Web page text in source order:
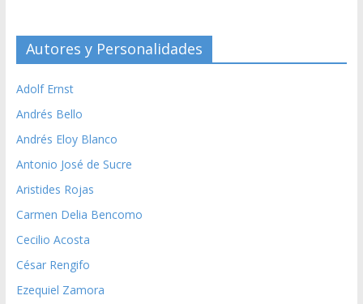
Autores y Personalidades
Adolf Ernst
Andrés Bello
Andrés Eloy Blanco
Antonio José de Sucre
Aristides Rojas
Carmen Delia Bencomo
Cecilio Acosta
César Rengifo
Ezequiel Zamora